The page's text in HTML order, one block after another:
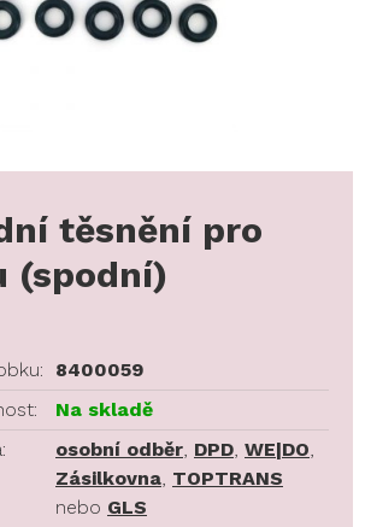
těsnění pro
(spodní)
8400059
Na skladě
osobní odběr, DPD, WE|DO,
Zásilkovna, TOPTRANS
nebo GLS